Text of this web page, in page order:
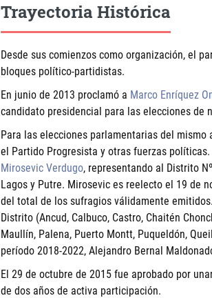
Trayectoria Histórica
Desde sus comienzos como organización, el
bloques político-partidistas.
En junio de 2013 proclamó a Marco Enríquez
candidato presidencial para las elecciones de
Para las elecciones parlamentarias del mismo
el Partido Progresista y otras fuerzas
Mirosevic Verdugo, representando al Distrito
Lagos y Putre. Mirosevic es reelecto el 19 de
del total de los sufragios válidamente
Distrito (Ancud, Calbuco, Castro, Chaitén
Maullín, Palena, Puerto Montt, Puqueldón,
período 2018-2022, Alejandro Bernal
El 29 de octubre de 2015 fue aprobado por
de dos años de activa participación.